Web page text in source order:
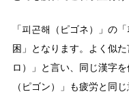
「피곤해（ピゴネ）」の
困」となります。よく似
ロ）」と言い、同じ漢字
（ピゴン）」も疲労と同じ